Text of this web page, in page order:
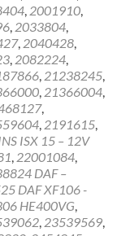
, 2001910,
, 2033804,
, 2040428,
, 2082224,
, 21238245,
, 21366004,
,
, 2191615,
ISX 15 – 12V
, 22001084,
DAF –
DAF XF106 -
HE400VG,
, 23539569,